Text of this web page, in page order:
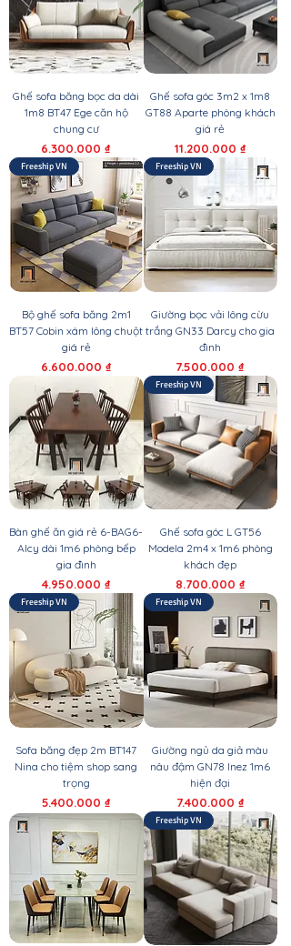
Ghế sofa băng bọc da dài
1m8 BT47 Ege căn hộ
chung cư
Giá
6.300.000 ₫
Ghế sofa góc 3m2 x 1m8
GT88 Aparte phòng khách
giá rẻ
Giá
11.200.000 ₫
Freeship VN
Bộ ghế sofa băng 2m1
BT57 Cobin xám lông chuột
giá rẻ
Giá
6.600.000 ₫
Freeship VN
Giường bọc vải lông cừu
trắng GN33 Darcy cho gia
đình
Giá
7.500.000 ₫
Bàn ghế ăn giá rẻ 6-BAG6-
Alcy dài 1m6 phòng bếp
gia đình
Giá
4.950.000 ₫
Freeship VN
Ghế sofa góc L GT56
Modela 2m4 x 1m6 phòng
khách đẹp
Giá
8.700.000 ₫
Freeship VN
Sofa băng đẹp 2m BT147
Nina cho tiệm shop sang
trọng
Giá
5.400.000 ₫
Freeship VN
Giường ngủ da giả màu
nâu đậm GN78 Inez 1m6
hiện đại
Giá
7.400.000 ₫
Freeship VN